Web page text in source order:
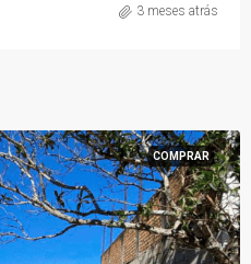
3 meses atrás
COMPRAR